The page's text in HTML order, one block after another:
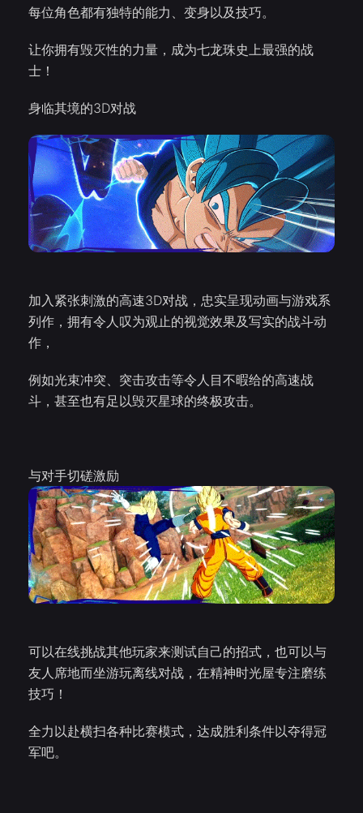
每位角色都有独特的能力、变身以及技巧。
让你拥有毁灭性的力量，成为七龙珠史上最强的战
士！
身临其境的3D对战
加入紧张刺激的高速3D对战，忠实呈现动画与游戏系
列作，拥有令人叹为观止的视觉效果及写实的战斗动
作，
例如光束冲突、突击攻击等令人目不暇给的高速战
斗，甚至也有足以毁灭星球的终极攻击。
与对手切磋激励
可以在线挑战其他玩家来测试自己的招式，也可以与
友人席地而坐游玩离线对战，在精神时光屋专注磨练
技巧！
全力以赴横扫各种比赛模式，达成胜利条件以夺得冠
军吧。